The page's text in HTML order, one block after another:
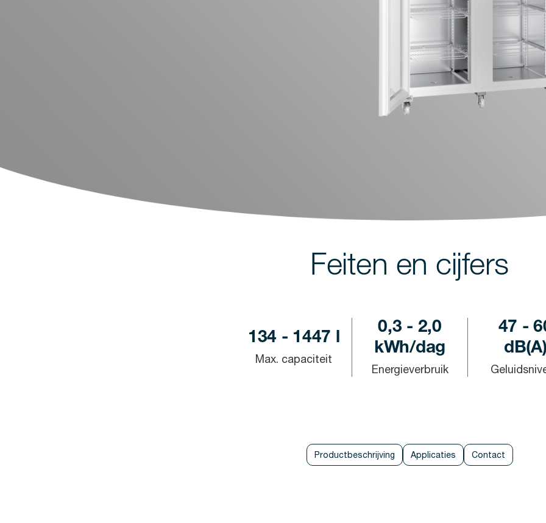
Feiten en cijfers
134 - 1447 l
Max. capaciteit
0,3 - 2,0
kWh/dag
Energieverbruik
47 -
dB(A)
Productbeschrijving Applicaties Contact